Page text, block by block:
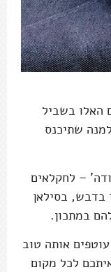
האלו בשביל
שתיכנס
– לחקלאים
בדבש, בסילאן
במתכון.
אותה טוב
לכל מקום